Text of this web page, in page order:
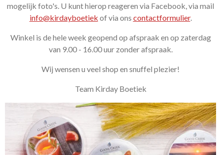
mogelijk foto's. U kunt hierop reageren via Facebook, via mail
info@kirdayboetiek of via ons contactformulier.
Winkel is de hele week geopend op afspraak en op zaterdag
van 9.00 - 16.00 uur zonder afspraak.
Wij wensen u veel shop en snuffel plezier!
Team Kirday Boetiek